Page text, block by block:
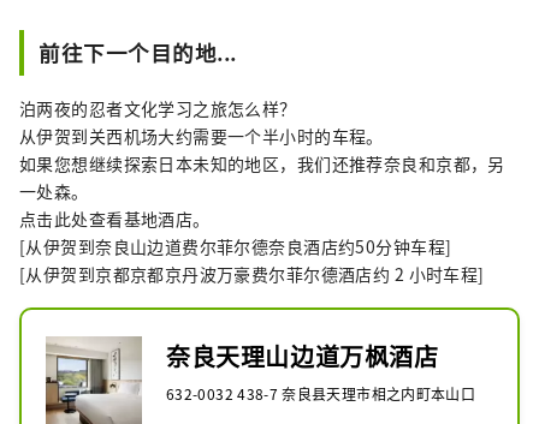
前往下一个目的地...
泊两夜的忍者文化学习之旅怎么样？
从伊贺到关西机场大约需要一个半小时的车程。
如果您想继续探索日本未知的地区，我们还推荐奈良和京都，另
一处森。
点击此处查看基地酒店。
[从伊贺到奈良山边道费尔菲尔德奈良酒店约50分钟车程]
[从伊贺到京都京都京丹波万豪费尔菲尔德酒店约 2 小时车程]
奈良天理山边道万枫酒店
632-0032 438-7 奈良县天理市相之内町本山口